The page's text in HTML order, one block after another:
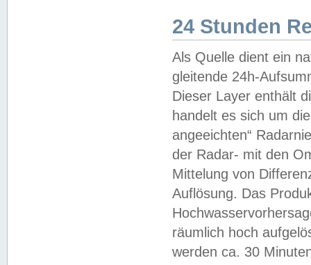
24 Stunden
Als Quelle dient ein
gleitende 24h-
Dieser Layer enthält
handelt es sich um
angeeichten“
der Radar- mit den
Mittelung von
Auflösung. Das
räumlich hoch
werden ca. 30